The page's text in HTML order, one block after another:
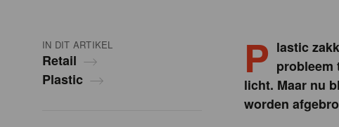
IN DIT ARTIKEL
Retail
Plastic
P lastic
probleem
licht. Maar nu
worden